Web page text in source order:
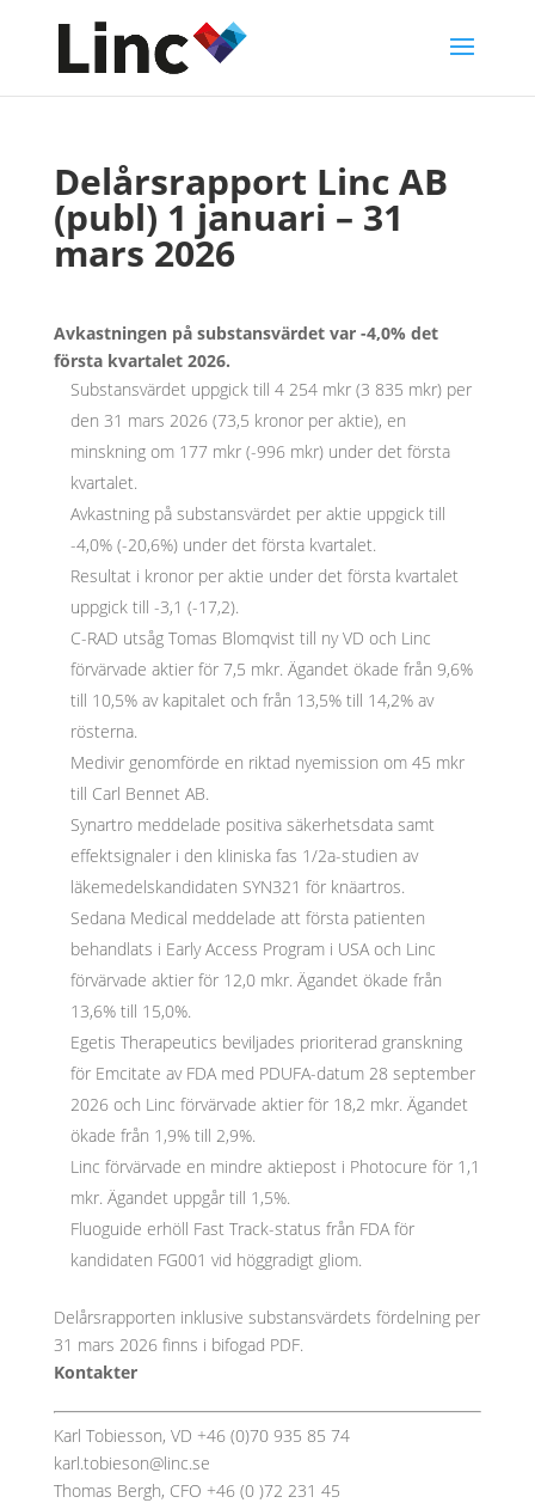
Delårsrapport Linc AB
(publ) 1 januari – 31
mars 2026
Avkastningen på substansvärdet var -4,0% det
första kvartalet 2026.
Substansvärdet uppgick till 4 254 mkr (3 835 mkr) per
den 31 mars 2026 (73,5 kronor per aktie), en
minskning om 177 mkr (-996 mkr) under det första
kvartalet.
Avkastning på substansvärdet per aktie uppgick till
-4,0% (-20,6%) under det första kvartalet.
Resultat i kronor per aktie under det första kvartalet
uppgick till -3,1 (-17,2).
C-RAD utsåg Tomas Blomqvist till ny VD och Linc
förvärvade aktier för 7,5 mkr. Ägandet ökade från 9,6%
till 10,5% av kapitalet och från 13,5% till 14,2% av
rösterna.
Medivir genomförde en riktad nyemission om 45 mkr
till Carl Bennet AB.
Synartro meddelade positiva säkerhetsdata samt
effektsignaler i den kliniska fas 1/2a-studien av
läkemedelskandidaten SYN321 för knäartros.
Sedana Medical meddelade att första patienten
behandlats i Early Access Program i USA och Linc
förvärvade aktier för 12,0 mkr. Ägandet ökade från
13,6% till 15,0%.
Egetis Therapeutics beviljades prioriterad granskning
för Emcitate av FDA med PDUFA-datum 28 september
2026 och Linc förvärvade aktier för 18,2 mkr. Ägandet
ökade från 1,9% till 2,9%.
Linc förvärvade en mindre aktiepost i Photocure för 1,1
mkr. Ägandet uppgår till 1,5%.
Fluoguide erhöll Fast Track-status från FDA för
kandidaten FG001 vid höggradigt gliom.
Delårsrapporten inklusive substansvärdets fördelning per
31 mars 2026 finns i bifogad PDF.
Kontakter
Karl Tobiesson, VD +46 (0)70 935 85 74
karl.tobieson@linc.se
Thomas Bergh, CFO +46 (0 )72 231 45